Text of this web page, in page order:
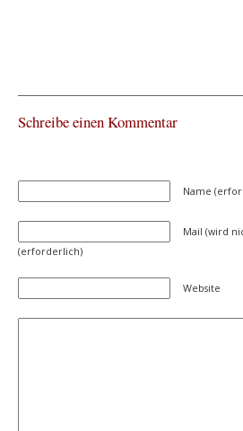
Schreibe einen Kommentar
Name
Mail (wird
(erforderlich)
Website